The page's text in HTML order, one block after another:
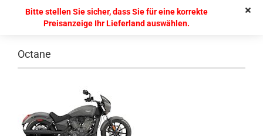
Bitte stellen Sie sicher, dass Sie für eine korrekte
Preisanzeige Ihr Lieferland auswählen.
Octane